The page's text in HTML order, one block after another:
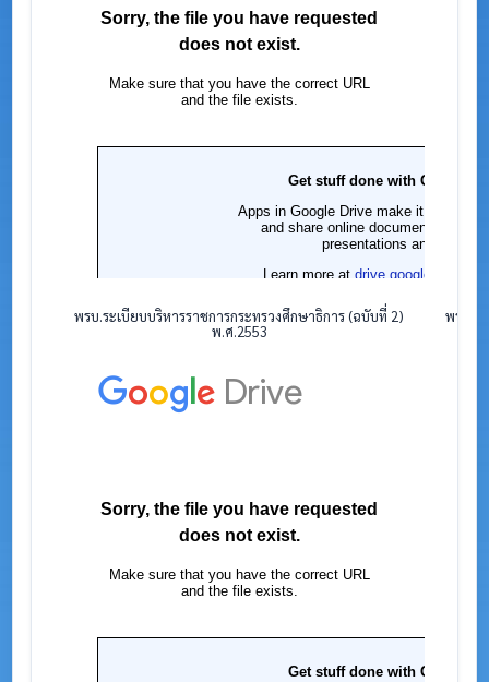
พรบ.ระเบียบบริหารราชการกระทรวงศึกษาธิการ (ฉบับที่ 2)
พ.ศ.2553
พรบ.ร